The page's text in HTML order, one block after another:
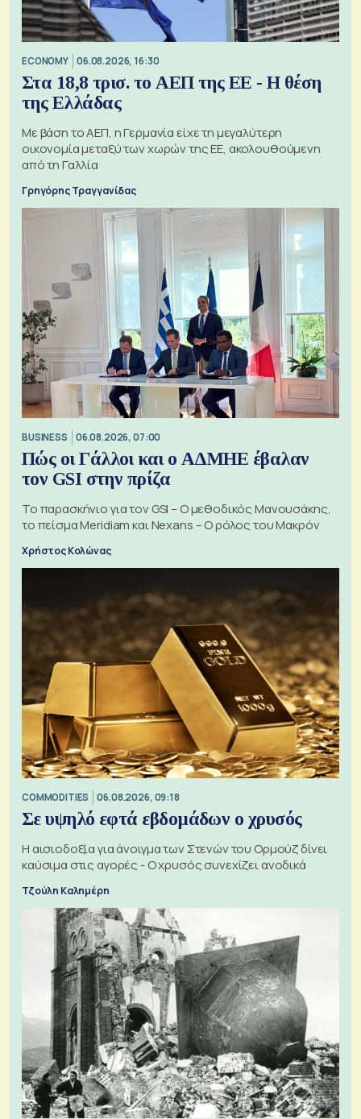
ECONOMY 06.08.2026, 16:30
Στα 18,8 τρισ. το ΑΕΠ της ΕΕ - Η θέση
της Ελλάδας
Με βάση το ΑΕΠ, η Γερμανία είχε τη μεγαλύτερη
οικονομία μεταξύ των χωρών της ΕΕ, ακολουθούμενη
από τη Γαλλία
Γρηγόρης Τραγγανίδας
BUSINESS 06.08.2026, 07:00
Πώς οι Γάλλοι και ο ΑΔΜΗΕ έβαλαν
τον GSI στην πρίζα
Το παρασκήνιο για τον GSI – Ο μεθοδικός Μανουσάκης,
το πείσμα Meridiam και Nexans – Ο ρόλος του Μακρόν
Χρήστος Κολώνας
COMMODITIES 06.08.2026, 09:18
Σε υψηλό εφτά εβδομάδων ο χρυσός
Η αισιοδοξία για άνοιγμα των Στενών του Ορμούζ δίνει
καύσιμα στις αγορές - Ο χρυσός συνεχίζει ανοδικά
Τζούλη Καλημέρη